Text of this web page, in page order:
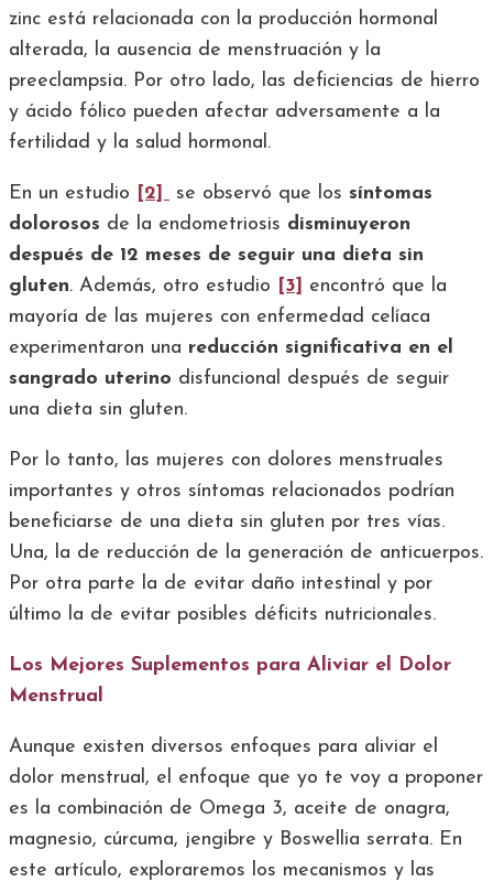
zinc está relacionada con la producción hormonal
alterada, la ausencia de menstruación y la
preeclampsia. Por otro lado, las deficiencias de hierro
y ácido fólico pueden afectar adversamente a la
fertilidad y la salud hormonal.
En un estudio [2] se observó que los síntomas
dolorosos de la endometriosis disminuyeron
después de 12 meses de seguir una dieta sin
gluten. Además, otro estudio [3] encontró que la
mayoría de las mujeres con enfermedad celíaca
experimentaron una reducción significativa en el
sangrado uterino disfuncional después de seguir
una dieta sin gluten.
Por lo tanto, las mujeres con dolores menstruales
importantes y otros síntomas relacionados podrían
beneficiarse de una dieta sin gluten por tres vías.
Una, la de reducción de la generación de anticuerpos.
Por otra parte la de evitar daño intestinal y por
último la de evitar posibles déficits nutricionales.
Los Mejores Suplementos para Aliviar el Dolor
Menstrual
Aunque existen diversos enfoques para aliviar el
dolor menstrual, el enfoque que yo te voy a proponer
es la combinación de Omega 3, aceite de onagra,
magnesio, cúrcuma, jengibre y Boswellia serrata. En
este artículo, exploraremos los mecanismos y las